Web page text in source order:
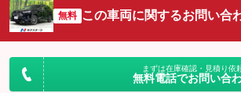
サイドカメラ
：装備あり ルーフレ
：装備あ
：装備なし
：装備な
無料 この車両に関するお問い合
まずは在庫確認・見積り依
無料電話でお問い合